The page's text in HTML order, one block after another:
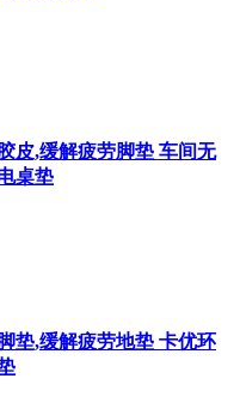
皮,缓解疲劳脚垫 车间无
桌垫
垫,缓解疲劳地垫 卡优环